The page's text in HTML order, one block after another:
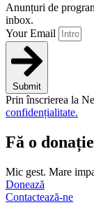
Anunțuri de
inbox.
Your Email
Submit
Prin înscrierea la
confidențialitate.
Fă o donație
Mic gest. Mare
Donează
Contactează-ne